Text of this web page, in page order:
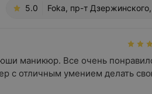
5.0 Foka, пр-т
маникюр. Все очень
с отличным умением делать